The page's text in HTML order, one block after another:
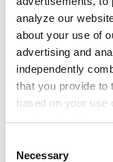
analyze our
about your use of
advertising and
independently
that you provide to
based on your
and continue' you
personalization via
Necessary
Amazon Aurora,
Database og SQL